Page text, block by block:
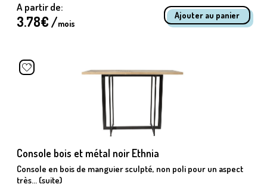
A partir de:
3.78€ /mois
Console bois et métal noir Ethnia
Console en bois de manguier sculpté, non poli pour un aspect
très... (suite)